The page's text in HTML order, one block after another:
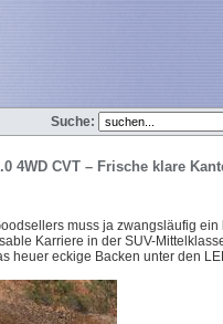
Suche:
4WD CVT – Frische klare
muss ja zwangsläufig
Karriere in der SUV-
heuer eckige Backen unter den